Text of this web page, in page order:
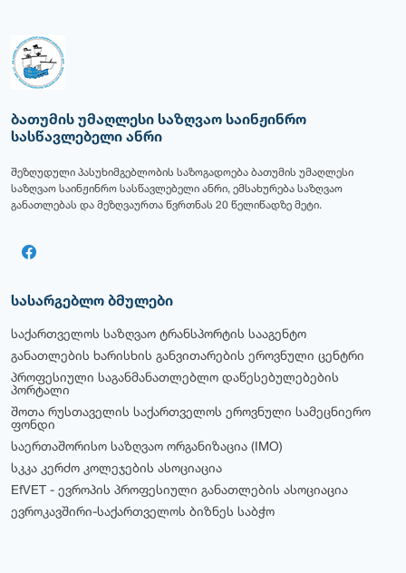
ბათუმის უმაღლესი საზღვაო საინჟინრო
სასწავლებელი ანრი
შეზღუდული პასუხიმგებლობის საზოგადოება ბათუმის უმაღლესი
საზღვაო საინჟინრო სასწავლებელი ანრი, ემსახურება საზღვაო
განათლებას და მეზღვაურთა წვრთნას 20 წელიწადზე მეტი.
სასარგებლო ბმულები
საქართველოს საზღვაო ტრანსპორტის სააგენტო
განათლების ხარისხის განვითარების ეროვნული ცენტრი
პროფესიული საგანმანათლებლო დაწესებულებების
პორტალი
შოთა რუსთაველის საქართველოს ეროვნული სამეცნიერო
ფონდი
საერთაშორისო საზღვაო ორგანიზაცია (IMO)
სკკა კერძო კოლეჯების ასოციაცია
EfVET - ევროპის პროფესიული განათლების ასოციაცია
ევროკავშირი-საქართველოს ბიზნეს საბჭო